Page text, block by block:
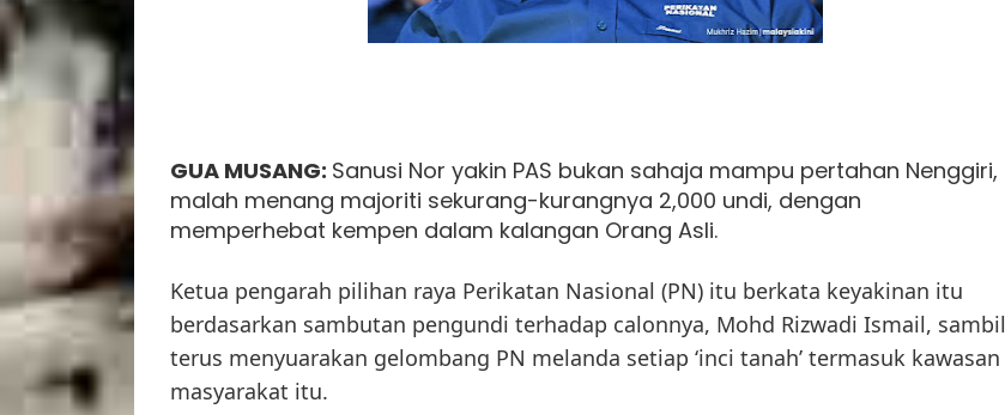
GUA MUSANG: Sanusi Nor yakin PAS bukan sahaja mampu pertahan Nenggiri,
malah menang majoriti sekurang-kurangnya 2,000 undi, dengan
memperhebat kempen dalam kalangan Orang Asli.
Ketua pengarah pilihan raya Perikatan Nasional (PN) itu berkata keyakinan itu
berdasarkan sambutan pengundi terhadap calonnya, Mohd Rizwadi Ismail, sambil
terus menyuarakan gelombang PN melanda setiap ‘inci tanah’ termasuk kawasan
masyarakat itu.